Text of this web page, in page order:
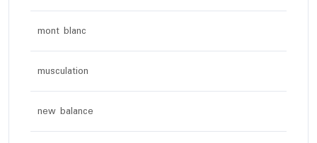
mont blanc
musculation
new balance